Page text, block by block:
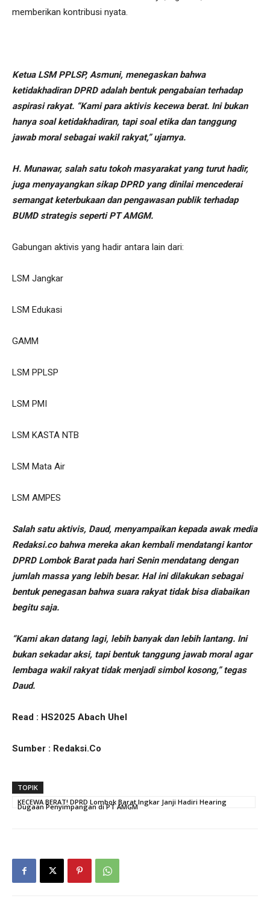
memberikan kontribusi nyata.
Ketua LSM PPLSP, Asmuni, menegaskan bahwa
ketidakhadiran DPRD adalah bentuk pengabaian terhadap
aspirasi rakyat. “Kami para aktivis kecewa berat. Ini bukan
hanya soal ketidakhadiran, tapi soal etika dan tanggung
jawab moral sebagai wakil rakyat,” ujarnya.
H. Munawar, salah satu tokoh masyarakat yang turut hadir,
juga menyayangkan sikap DPRD yang dinilai mencederai
semangat keterbukaan dan pengawasan publik terhadap
BUMD strategis seperti PT AMGM.
Gabungan aktivis yang hadir antara lain dari:
LSM Jangkar
LSM Edukasi
GAMM
LSM PPLSP
LSM PMI
LSM KASTA NTB
LSM Mata Air
LSM AMPES
Salah satu aktivis, Daud, menyampaikan kepada awak media
Redaksi.co bahwa mereka akan kembali mendatangi kantor
DPRD Lombok Barat pada hari Senin mendatang dengan
jumlah massa yang lebih besar. Hal ini dilakukan sebagai
bentuk penegasan bahwa suara rakyat tidak bisa diabaikan
begitu saja.
“Kami akan datang lagi, lebih banyak dan lebih lantang. Ini
bukan sekadar aksi, tapi bentuk tanggung jawab moral agar
lembaga wakil rakyat tidak menjadi simbol kosong,” tegas
Daud.
Read : HS2025 Abach Uhel
Sumber : Redaksi.Co
TOPIK
KECEWA BERAT! DPRD Lombok Barat Ingkar Janji Hadiri Hearing
Dugaan Penyimpangan di PT AMGM